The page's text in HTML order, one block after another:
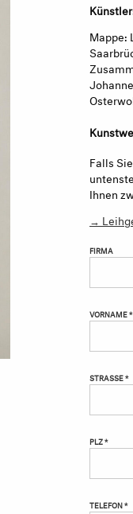
Mappe:
Falls
Ihnen
→
FIRMA
VORNAME *
STRASSE *
PLZ *
TELEFON *